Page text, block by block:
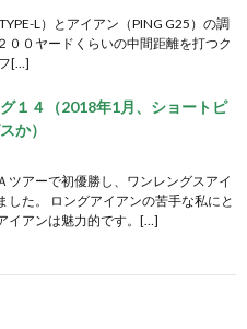
L）とアイアン（PING G25）の調
００ヤードくらいの中間距離を打つク
[…]
１４（2018年1月、ショートピ
か）
ツアーで初優勝し、ワンレングスアイ
した。 ロングアイアンの苦手な私にと
イアンは魅力的です。[…]